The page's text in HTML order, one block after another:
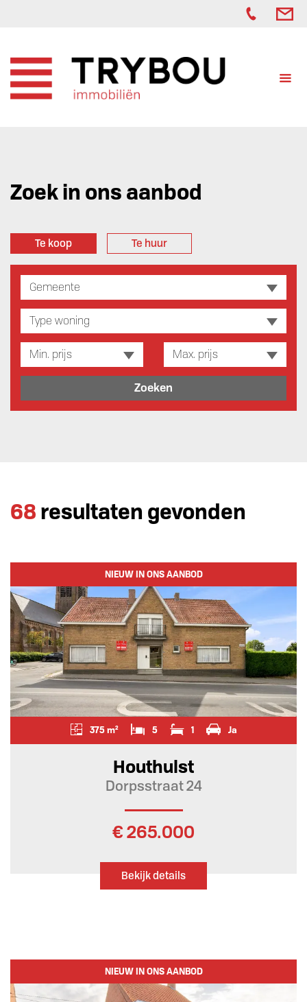
Zoek in ons aanbod
Gemeente
Type woning
Min. prijs Max. prijs
Zoeken
Te koop Te huur
68 resultaten gevonden
NIEUW IN ONS AANBOD
375 m² 5 1 Ja
Houthulst
Dorpsstraat 24
€ 265.000
Bekijk details
NIEUW IN ONS AANBOD